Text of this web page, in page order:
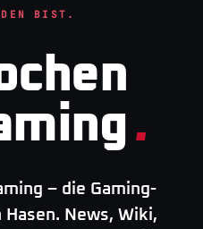
BIST.
.
– die Gaming-
News, Wiki,